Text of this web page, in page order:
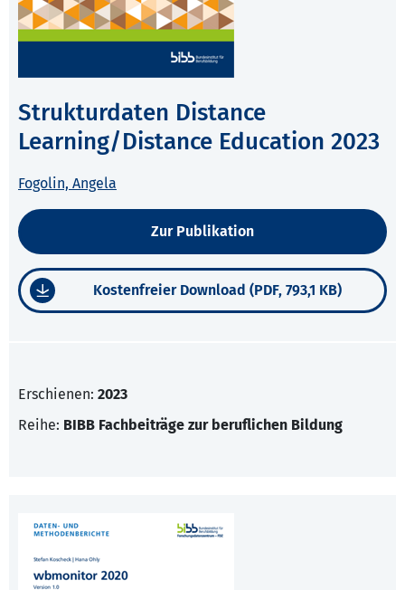
Strukturdaten Distance
Learning/Distance Education 2023
Fogolin, Angela
Zur Publikation
Kostenfreier Download (PDF, 793,1 KB)
Erschienen: 2023
Reihe: BIBB Fachbeiträge zur beruflichen Bildung